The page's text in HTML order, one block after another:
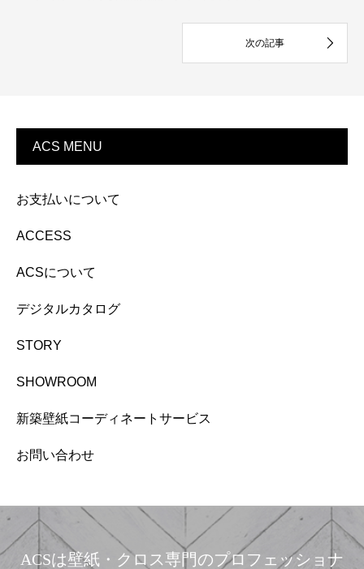
ACS MENU
お支払いについて
ACCESS
ACSについて
デジタルカタログ
STORY
SHOWROOM
新築壁紙コーディネートサービス
お問い合わせ
ACSは壁紙・クロス専門のプロフェッショナ